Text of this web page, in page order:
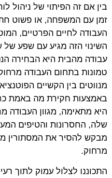
בין אם זה הפיתוי של ניהול
זמן עם המשפחה, או פשוט
העבודה לחיים הפרטיים,
השינוי הזה מגיע עם שפע של
עבודה מהבית היא הבחירה
טמונות בתחום העבודה
מנווטים בין הקשיים
באמצעות חקירת מה באמת
היא מתאימה, מגוון העבודה
שלה, החסרונות והטיפים
מבקש להסיר את המסתורין
מרחוק.
התכוננו לצלול עמוק לתוך